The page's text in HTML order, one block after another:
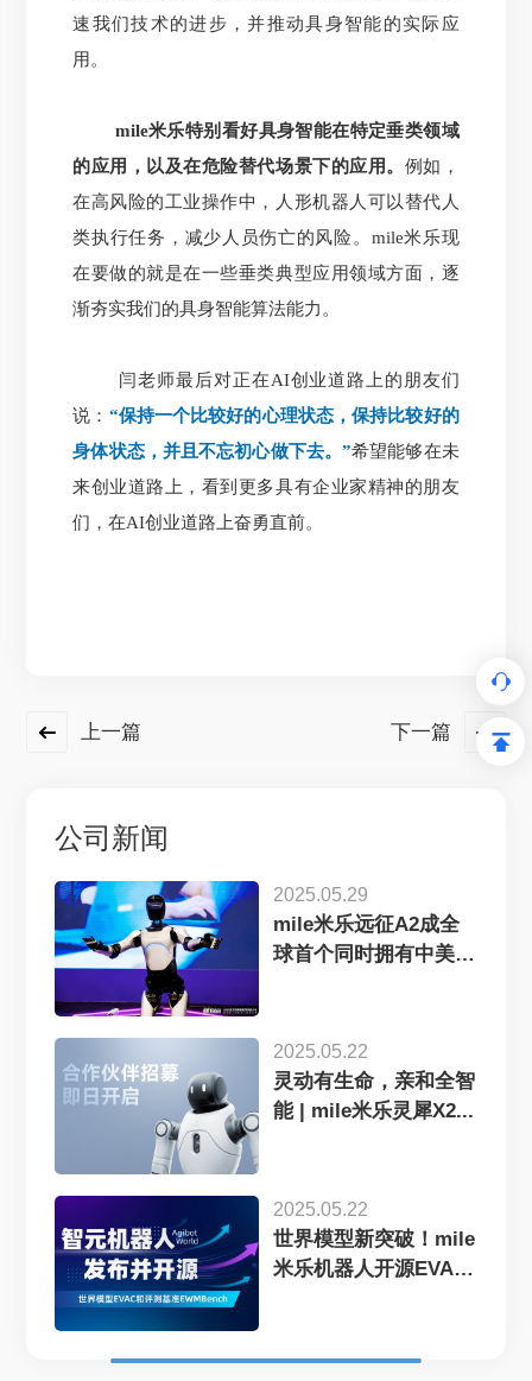
速我们技术的进步，并推动具身智能的实际应
用。
mile米乐特别看好具身智能在特定垂类领域
的应用，以及在危险替代场景下的应用。 例如，
在高风险的工业操作中，人形机器人可以替代人
类执行任务，减少人员伤亡的风险。mile米乐现
在要做的就是在一些垂类典型应用领域方面，逐
渐夯实我们的具身智能算法能力。
闫老师最后对正在AI创业道路上的朋友们
说： “保持一个比较好的心理状态，保持比较好的
身体状态，并且不忘初心做下去。”希望能够在未
来创业道路上，看到更多具有企业家精神的朋友
们，在AI创业道路上奋勇直前。
上一篇 下一篇
公司新闻
2025.05.29
mile米乐远征A2成全
球首个同时拥有中美欧
2025.05.22
灵动有生命，亲和全智
能 | mile米乐灵犀X2...
2025.05.22
世界模型新突破！mile
米乐机器人开源EVAC